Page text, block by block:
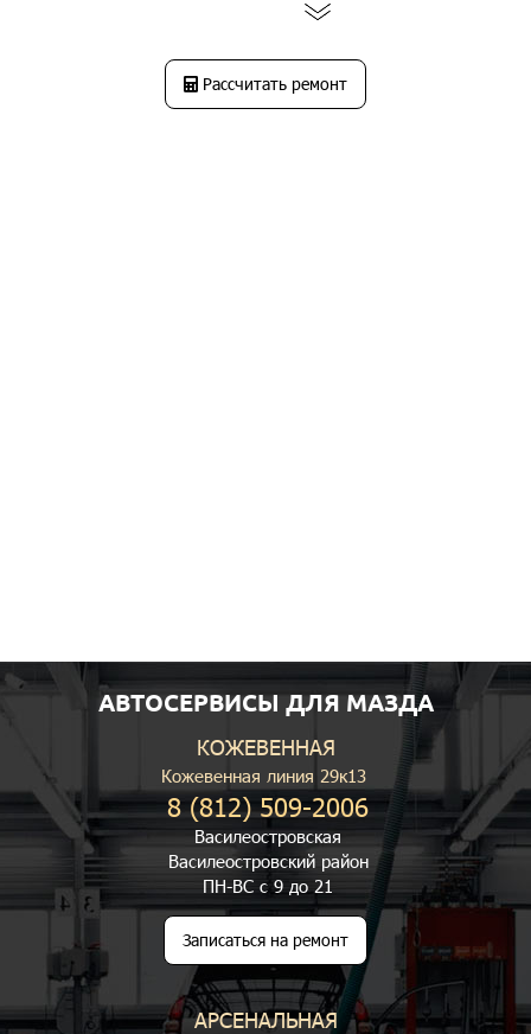
Рассчитать ремонт
АВТОСЕРВИСЫ ДЛЯ МАЗДА
КОЖЕВЕННАЯ
Кожевенная линия 29к13
8 (812) 509-2006
Василеостровская
Василеостровский район
ПН-ВС с 9 до 21
Записаться на ремонт
АРСЕНАЛЬНАЯ